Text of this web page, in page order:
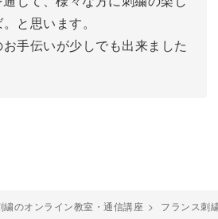
と思います。
手伝いが少しでも出来ました
繍のオンライン教室・通信講座 > フランス刺